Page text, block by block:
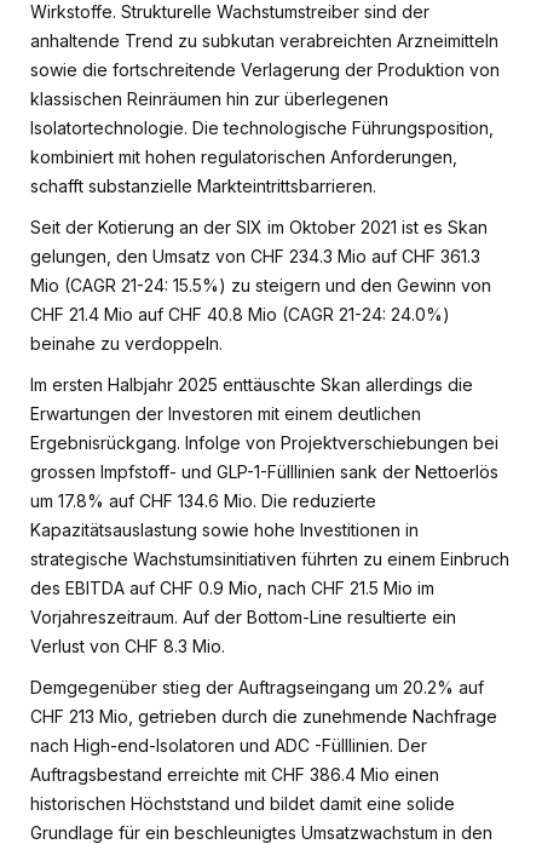
Wirkstoffe. Strukturelle Wachstumstreiber sind der
anhaltende Trend zu subkutan verabreichten Arzneimitteln
sowie die fortschreitende Verlagerung der Produktion von
klassischen Reinräumen hin zur überlegenen
Isolatortechnologie. Die technologische Führungsposition,
kombiniert mit hohen regulatorischen Anforderungen,
schafft substanzielle Markteintrittsbarrieren.
Seit der Kotierung an der SIX im Oktober 2021 ist es Skan
gelungen, den Umsatz von CHF 234.3 Mio auf CHF 361.3
Mio (CAGR 21-24: 15.5%) zu steigern und den Gewinn von
CHF 21.4 Mio auf CHF 40.8 Mio (CAGR 21-24: 24.0%)
beinahe zu verdoppeln.
Im ersten Halbjahr 2025 enttäuschte Skan allerdings die
Erwartungen der Investoren mit einem deutlichen
Ergebnisrückgang. Infolge von Projektverschiebungen bei
grossen Impfstoff- und GLP-1-Fülllinien sank der Nettoerlös
um 17.8% auf CHF 134.6 Mio. Die reduzierte
Kapazitätsauslastung sowie hohe Investitionen in
strategische Wachstumsinitiativen führten zu einem Einbruch
des EBITDA auf CHF 0.9 Mio, nach CHF 21.5 Mio im
Vorjahreszeitraum. Auf der Bottom-Line resultierte ein
Verlust von CHF 8.3 Mio.
Demgegenüber stieg der Auftragseingang um 20.2% auf
CHF 213 Mio, getrieben durch die zunehmende Nachfrage
nach High-end-Isolatoren und ADC -Fülllinien. Der
Auftragsbestand erreichte mit CHF 386.4 Mio einen
historischen Höchststand und bildet damit eine solide
Grundlage für ein beschleunigtes Umsatzwachstum in den